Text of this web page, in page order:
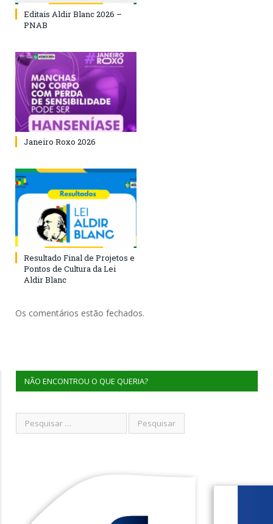
Editais Aldir Blanc 2026 –
PNAB
Janeiro Roxo 2026
Resultado Final de Projetos e
Pontos de Cultura da Lei
Aldir Blanc
Os comentários estão fechados.
NÃO ENCONTROU O QUE QUERIA?